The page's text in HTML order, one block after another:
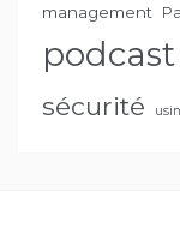
management
podcast
sécurité